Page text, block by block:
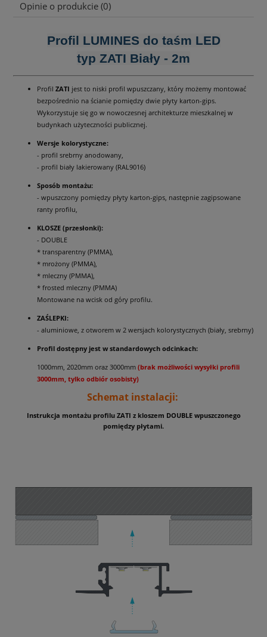
Opinie o produkcie (0)
Profil LUMINES do taśm LED
typ ZATI Biały - 2m
Profil ZATI jest to niski profil wpuszczany, który możemy montować
bezpośrednio na ścianie pomiędzy dwie płyty karton-gips.
Wykorzystuje się go w nowoczesnej architekturze mieszkalnej w
budynkach użyteczności publicznej.
Wersje kolorystyczne:
- profil srebrny anodowany,
- profil biały lakierowany (RAL9016)
Sposób montażu:
- wpuszczony pomiędzy płyty karton-gips, następnie zagipsowane
ranty profilu,
KLOSZE (przesłonki):
- DOUBLE
* transparentny (PMMA),
* mrożony (PMMA),
* mleczny (PMMA),
* frosted mleczny (PMMA)
Montowane na wcisk od góry profilu.
ZAŚLEPKI:
- aluminiowe, z otworem w 2 wersjach kolorystycznych (biały, srebrny)
Profil dostępny jest w standardowych odcinkach:
1000mm, 2020mm oraz 3000mm (brak możliwości wysyłki profili
3000mm, tylko odbiór osobisty)
Schemat instalacji:
Instrukcja montażu profilu ZATI z kloszem DOUBLE wpuszczonego
pomiędzy płytami.